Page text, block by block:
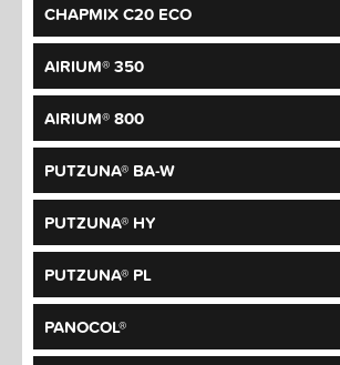
CHAPMIX C20 ECO
AIRIUM® 350
AIRIUM® 800
PUTZUNA® BA-W
PUTZUNA® HY
PUTZUNA® PL
PANOCOL®